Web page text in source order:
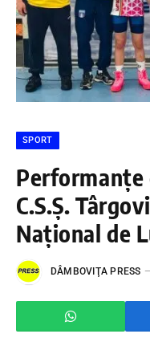
SPORT
Performanțe
C.S.Ș.
Național de
DÂMBOVIŢA PRESS